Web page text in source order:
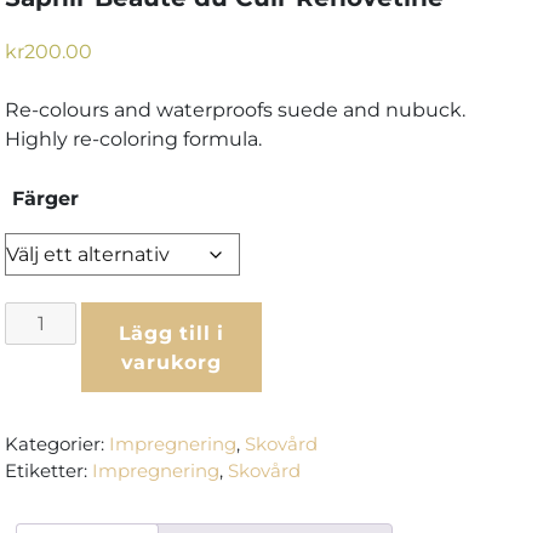
kr200.00
Re-colours and waterproofs suede and nubuck.
Highly re-coloring formula.
Färger
Saphir
Beauté
Renovétine
mängd
Lägg till i
varukorg
Kategorier: Impregnering, Skovård
Etiketter: Impregnering, Skovård